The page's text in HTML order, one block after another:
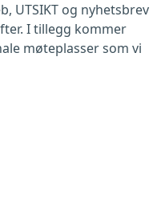
UTSIKT og nyhetsbrev
I tillegg kommer
møteplasser som vi